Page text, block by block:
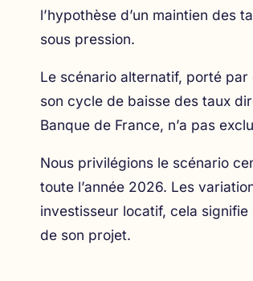
l’hypothèse d’un maintien des
sous pression.
Le scénario alternatif, porté
son cycle de baisse des taux
Banque de France, n’a pas
Nous privilégions le scénario
toute l’année 2026. Les
investisseur locatif, cela
de son projet.